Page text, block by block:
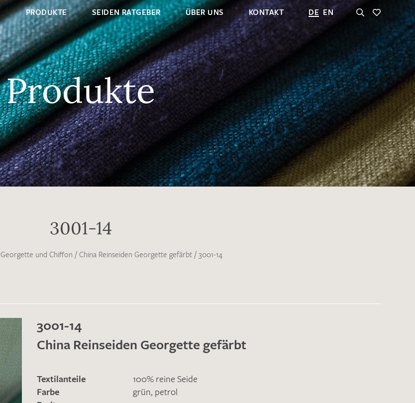
PRODUKTE SEIDEN RATGEBER ÜBER UNS KONTAKT DE EN
Produkte
3001-14
Georgette und Chiffon / China Reinseiden Georgette gefärbt / 3001-14
3001-14
China Reinseiden Georgette gefärbt
Textilanteile
100% reine Seide
Farbe
grün, petrol